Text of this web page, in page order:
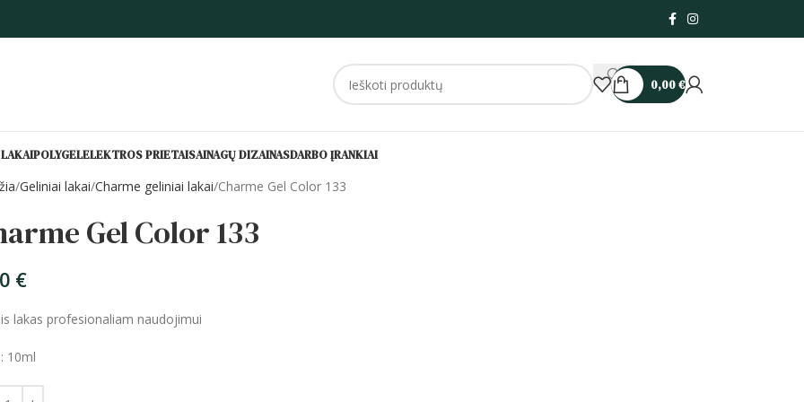
0,00€
POLYGELELEKTROS PRIETAISAINAGŲ DIZAINASDARBO ĮRANKIAI
Geliniai lakai Charme geliniai lakai Charme Gel Color 133
Gel Color 133
€
lakas profesionaliam naudojimui
10ml